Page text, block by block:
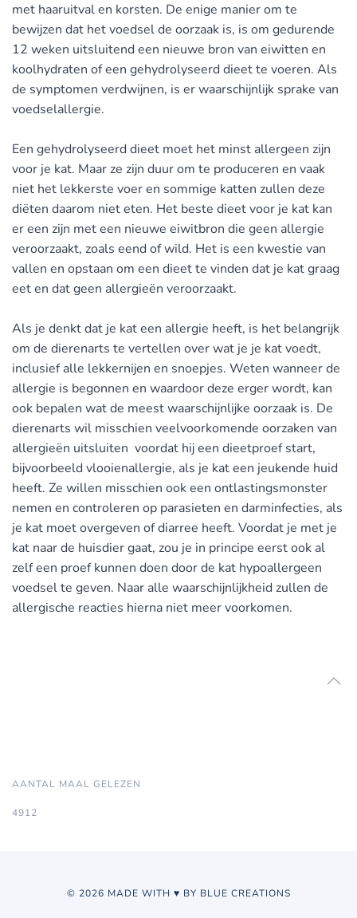
met haaruitval en korsten. De enige manier om te
bewijzen dat het voedsel de oorzaak is, is om gedurende
12 weken uitsluitend een nieuwe bron van eiwitten en
koolhydraten of een gehydrolyseerd dieet te voeren. Als
de symptomen verdwijnen, is er waarschijnlijk sprake van
voedselallergie.
Een gehydrolyseerd dieet moet het minst allergeen zijn
voor je kat. Maar ze zijn duur om te produceren en vaak
niet het lekkerste voer en sommige katten zullen deze
diëten daarom niet eten. Het beste dieet voor je kat kan
er een zijn met een nieuwe eiwitbron die geen allergie
veroorzaakt, zoals eend of wild. Het is een kwestie van
vallen en opstaan om een ​​dieet te vinden dat je kat graag
eet en dat geen allergieën veroorzaakt.
Als je denkt dat je kat een allergie heeft, is het belangrijk
om de dierenarts te vertellen over wat je je kat voedt,
inclusief alle lekkernijen en snoepjes. Weten wanneer de
allergie is begonnen en waardoor deze erger wordt, kan
ook bepalen wat de meest waarschijnlijke oorzaak is. De
dierenarts wil misschien veelvoorkomende oorzaken van
allergieën uitsluiten voordat hij een dieetproef start,
bijvoorbeeld vlooienallergie, als je kat een jeukende huid
heeft. Ze willen misschien ook een ontlastingsmonster
nemen en controleren op parasieten en darminfecties, als
je kat moet overgeven of diarree heeft. Voordat je met je
kat naar de huisdier gaat, zou je in principe eerst ook al
zelf een proef kunnen doen door de kat hypoallergeen
voedsel te geven. Naar alle waarschijnlijkheid zullen de
allergische reacties hierna niet meer voorkomen.
AANTAL MAAL GELEZEN
4912
© 2026 MADE WITH ♥ BY BLUE CREATIONS